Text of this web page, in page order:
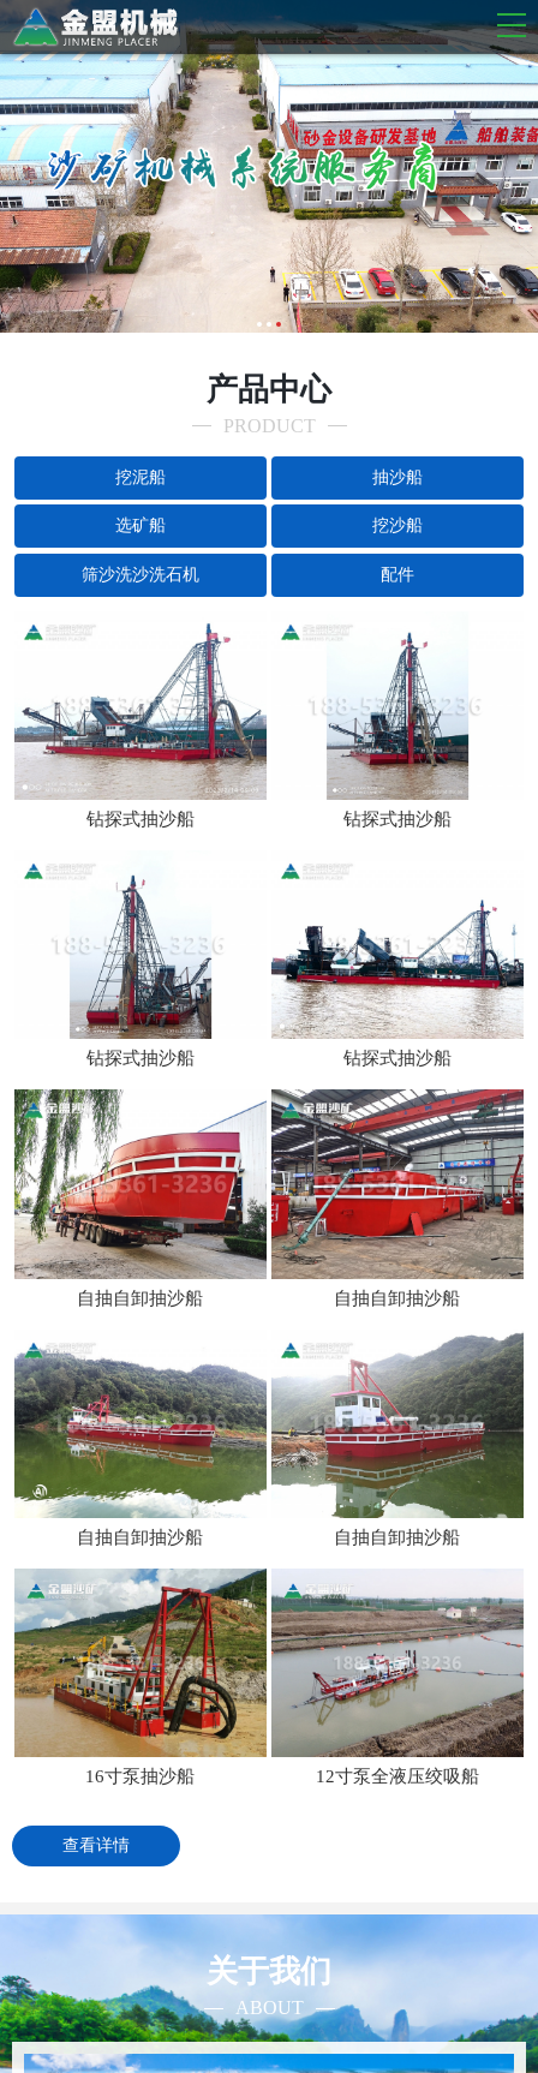
产品中心
PRODUCT
挖泥船 抽沙船
选矿船 挖沙船
筛沙洗沙洗石机 配件
钻探式抽沙船 钻探式抽沙船
钻探式抽沙船 钻探式抽沙船
自抽自卸抽沙船 自抽自卸抽沙船
自抽自卸抽沙船 自抽自卸抽沙船
16寸泵抽沙船 12寸泵全液压绞吸船
查看详情
关于我们
ABOUT